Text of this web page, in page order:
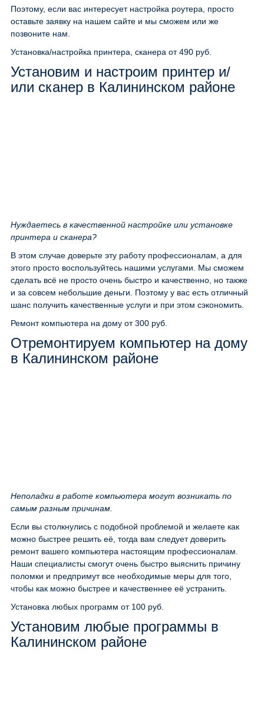
Поэтому, если вас интересует настройка роутера, просто
оставьте заявку на нашем сайте и мы сможем или же
позвоните нам.
Установка/настройка принтера, сканера от 490 руб.
Установим и настроим принтер и/
или сканер в Калининском районе
Нуждаетесь в качественной настройке или установке
принтера и сканера?
В этом случае доверьте эту работу профессионалам, а для
этого просто воспользуйтесь нашими услугами. Мы сможем
сделать всё не просто очень быстро и качественно, но также
и за совсем небольшие деньги. Поэтому у вас есть отличный
шанс получить качественные услуги и при этом сэкономить.
Ремонт компьютера на дому от 300 руб.
Отремонтируем компьютер на дому
в Калининском районе
Неполадки в работе компьютера могут возникать по
самым разным причинам.
Если вы столкнулись с подобной проблемой и желаете как
можно быстрее решить её, тогда вам следует доверить
ремонт вашего компьютера настоящим профессионалам.
Наши специалисты смогут очень быстро выяснить причину
поломки и предпримут все необходимые меры для того,
чтобы как можно быстрее и качественнее её устранить.
Установка любых программ от 100 руб.
Установим любые программы в
Калининском районе